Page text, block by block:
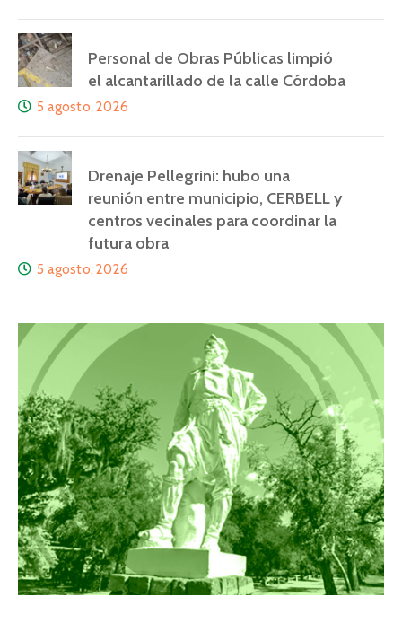
Personal de Obras Públicas limpió
el alcantarillado de la calle Córdoba
5 agosto, 2026
Drenaje Pellegrini: hubo una
reunión entre municipio, CERBELL y
centros vecinales para coordinar la
futura obra
5 agosto, 2026